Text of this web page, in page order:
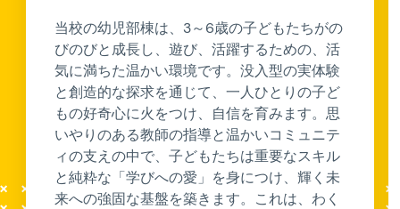
当校の幼児部棟は、3～6歳の子どもたちがの
びのびと成長し、遊び、活躍するための、活
気に満ちた温かい環境です。没入型の実体験
と創造的な探求を通じて、一人ひとりの子ど
もの好奇心に火をつけ、自信を育みます。思
いやりのある教師の指導と温かいコミュニテ
ィの支えの中で、子どもたちは重要なスキル
と純粋な「学びへの愛」を身につけ、輝く未
来への強固な基盤を築きます。これは、わく